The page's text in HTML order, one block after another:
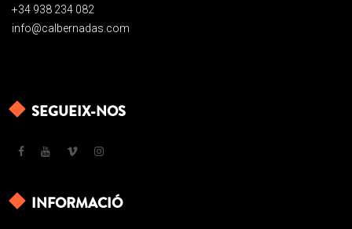
+34 938 234 082
info@calbernadas.com
SEGUEIX-NOS
INFORMACIÓ